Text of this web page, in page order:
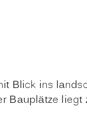
Blick ins
liegt